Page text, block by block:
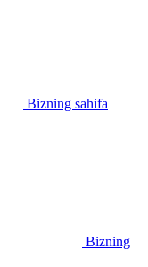
Bizning sahifa
Bizning